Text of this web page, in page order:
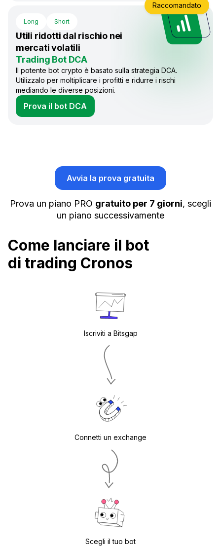
Long Short
Utili ridotti dal rischio nei
mercati volatili
Trading Bot DCA
Il potente bot crypto è basato sulla strategia DCA.
Utilizzalo per moltiplicare i profitti e ridurre i rischi
mediando le diverse posizioni.
Prova il bot DCA
Raccomandato
Avvia la prova gratuita
Prova un piano PRO gratuito per 7 giorni, scegli
un piano successivamente
Come lanciare il bot
di trading Cronos
Iscriviti a Bitsgap
Connetti un exchange
Scegli il tuo bot